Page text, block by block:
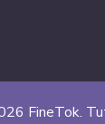
FineTok.